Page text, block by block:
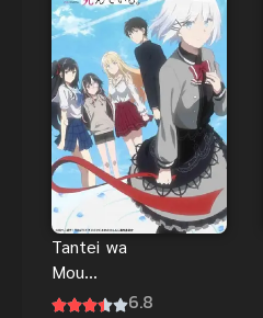
Tantei wa
Mou
Shindeiru 6.8